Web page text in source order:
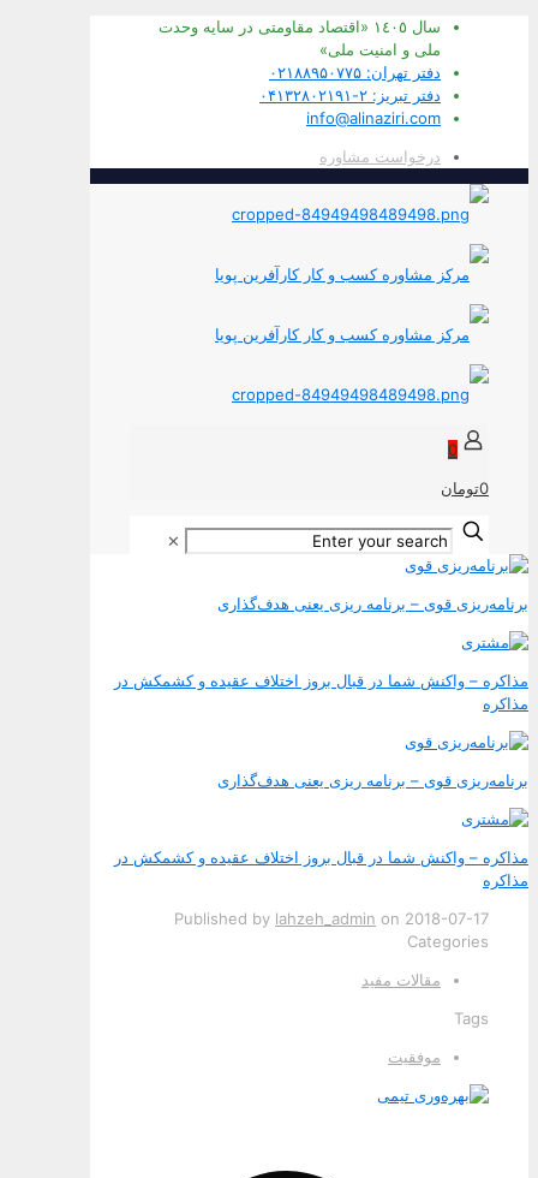
سال ١٤٠٥ «اقتصاد مقاومتی در سايه وحدت
ملی و امنيت ملی»
دفتر تهران: ۰۲۱۸۸۹۵۰۷۷۵
دفتر تبریز: ۲-۰۴۱۳۲۸۰۲۱۹۱
info@alinaziri.com
درخواست مشاوره
0
0تومان
✕
برنامه‌ریزی قوی – برنامه ریزی یعنی هدف‌گذاری
مذاکره – واکنش شما در قبال بروز اختلاف عقیده و کشمکش در
مذاکره
برنامه‌ریزی قوی – برنامه ریزی یعنی هدف‌گذاری
مذاکره – واکنش شما در قبال بروز اختلاف عقیده و کشمکش در
مذاکره
Published by lahzeh_admin on 2018-07-17
Categories
مقالات مفید
Tags
موفقیت